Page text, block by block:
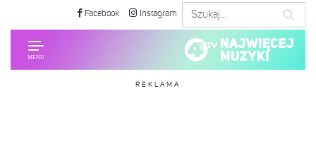
Facebook Instagram
REKLAMA